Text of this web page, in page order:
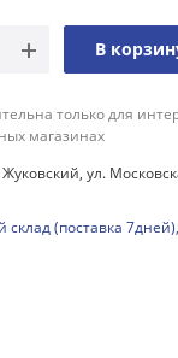
В
только для
магазинах
ул.
(поставка